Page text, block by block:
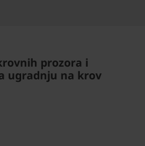
prozora i
ugradnju na krov